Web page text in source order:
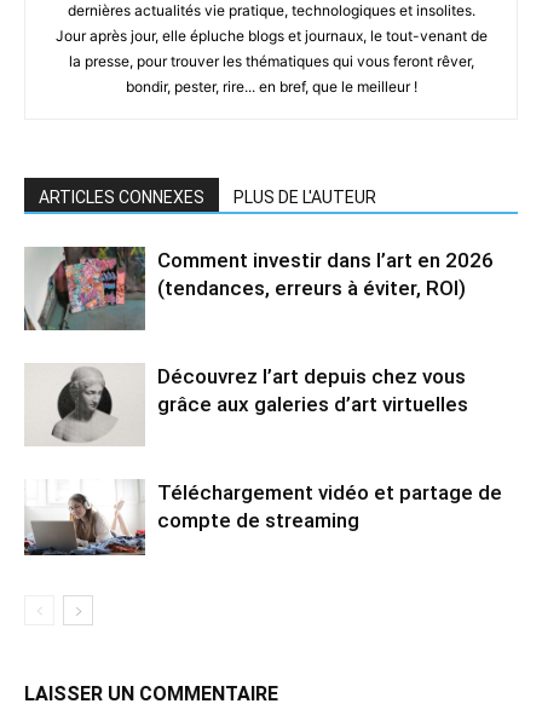
dernières actualités vie pratique, technologiques et insolites.
Jour après jour, elle épluche blogs et journaux, le tout-venant de
la presse, pour trouver les thématiques qui vous feront rêver,
bondir, pester, rire... en bref, que le meilleur !
ARTICLES CONNEXES PLUS DE L'AUTEUR
Comment investir dans l’art en 2026
(tendances, erreurs à éviter, ROI)
Découvrez l’art depuis chez vous
grâce aux galeries d’art virtuelles
Téléchargement vidéo et partage de
compte de streaming
LAISSER UN COMMENTAIRE